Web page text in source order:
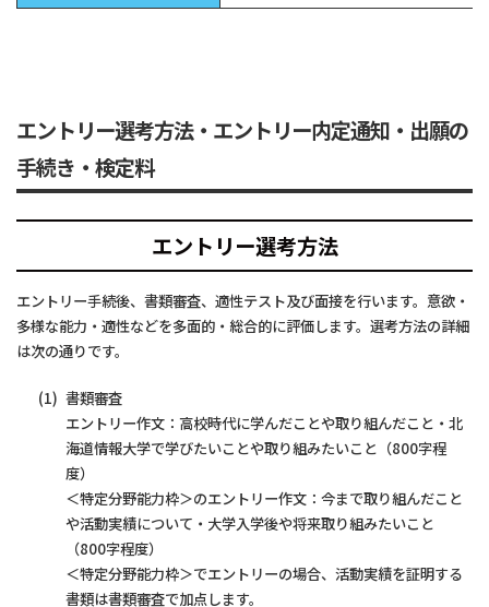
エントリー選考方法・エントリー内定通知・出願の
手続き・検定料
エントリー選考方法
エントリー手続後、書類審査、適性テスト及び面接を行います。意欲・
多様な能力・適性などを多面的・総合的に評価します。選考方法の詳細
は次の通りです。
書類審査
エントリー作文：高校時代に学んだことや取り組んだこと・北
海道情報大学で学びたいことや取り組みたいこと（800字程
度）
＜特定分野能力枠＞のエントリー作文：今まで取り組んだこと
や活動実績について・大学入学後や将来取り組みたいこと
（800字程度）
＜特定分野能力枠＞でエントリーの場合、活動実績を証明する
書類は書類審査で加点します。